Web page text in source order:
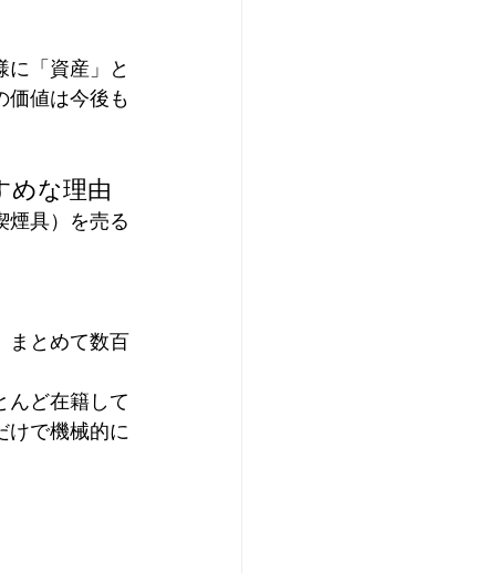
「資産」と
価値は今後も
めな理由
煙具）を売る
まとめて数百
んど在籍して
けで機械的に